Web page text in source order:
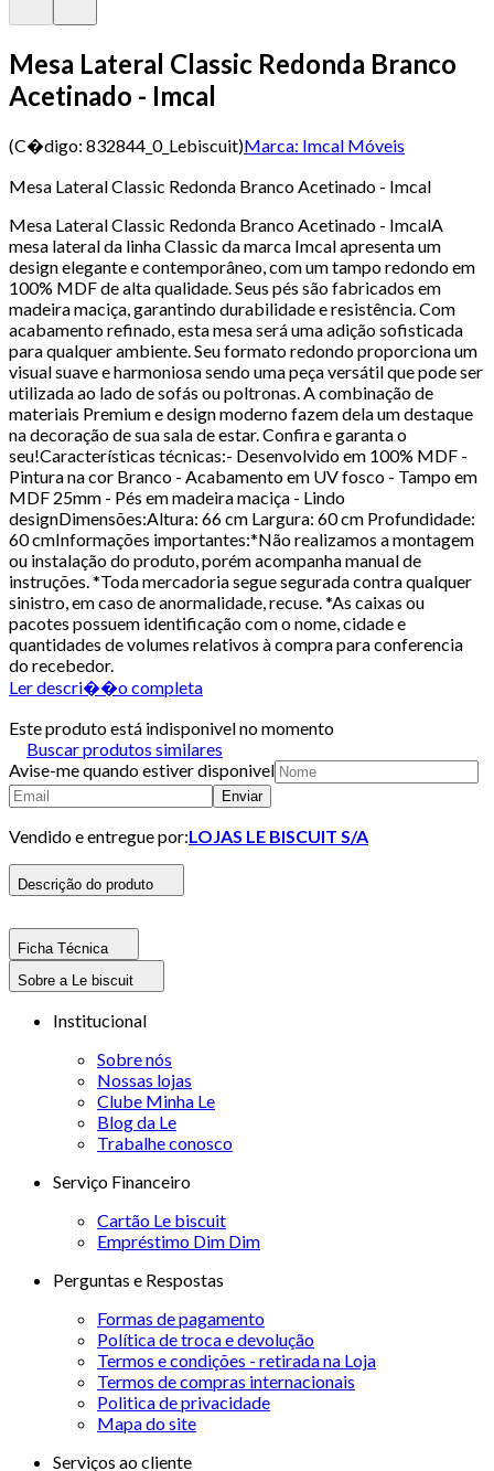
Mesa Lateral Classic Redonda Branco
Acetinado - Imcal
(C�digo: 832844_0_Lebiscuit)Marca: Imcal Móveis
Mesa Lateral Classic Redonda Branco Acetinado - Imcal
Mesa Lateral Classic Redonda Branco Acetinado - ImcalA
mesa lateral da linha Classic da marca Imcal apresenta um
design elegante e contemporâneo, com um tampo redondo em
100% MDF de alta qualidade. Seus pés são fabricados em
madeira maciça, garantindo durabilidade e resistência. Com
acabamento refinado, esta mesa será uma adição sofisticada
para qualquer ambiente. Seu formato redondo proporciona um
visual suave e harmoniosa sendo uma peça versátil que pode ser
utilizada ao lado de sofás ou poltronas. A combinação de
materiais Premium e design moderno fazem dela um destaque
na decoração de sua sala de estar. Confira e garanta o
seu!Características técnicas:- Desenvolvido em 100% MDF -
Pintura na cor Branco - Acabamento em UV fosco - Tampo em
MDF 25mm - Pés em madeira maciça - Lindo
designDimensões:Altura: 66 cm Largura: 60 cm Profundidade:
60 cmInformações importantes:*Não realizamos a montagem
ou instalação do produto, porém acompanha manual de
instruções. *Toda mercadoria segue segurada contra qualquer
sinistro, em caso de anormalidade, recuse. *As caixas ou
pacotes possuem identificação com o nome, cidade e
quantidades de volumes relativos à compra para conferencia
do recebedor.
Ler descri��o completa
Este produto está indisponivel no momento
Buscar produtos similares
Avise-me quando estiver disponivel
Enviar
Vendido e entregue por:LOJAS LE BISCUIT S/A
Descrição do produto
Ficha Técnica
Sobre a Le biscuit
Institucional
Sobre nós
Nossas lojas
Clube Minha Le
Blog da Le
Trabalhe conosco
Serviço Financeiro
Cartão Le biscuit
Empréstimo Dim Dim
Perguntas e Respostas
Formas de pagamento
Política de troca e devolução
Termos e condições - retirada na Loja
Termos de compras internacionais
Politica de privacidade
Mapa do site
Serviços ao cliente